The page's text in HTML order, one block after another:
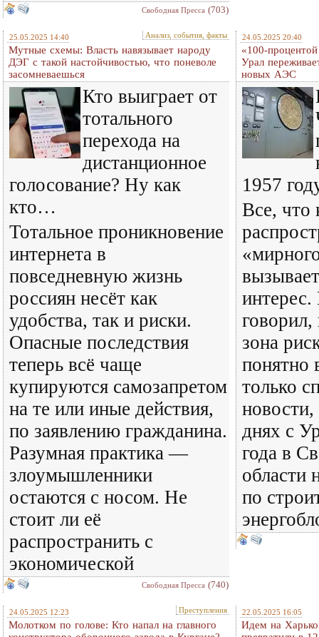
Свободная Пресса (703)
25.05.2025 14:40 Анализ, события, факты
Мутные схемы: Власть навязывает народу
ДЭГ с такой настойчивостью, что поневоле
засомневаешься
Кто выиграет от
тотального
перехода на
дистанционное
голосование? Ну как
кто…
Тотальное проникновение
интернета в
повседневную жизнь
россиян несёт как
удобства, так и риски.
Опасные последствия
теперь всё чаще
купируются самозапретом
на те или иные действия,
по заявлению гражданина.
Разумная практика —
злоумышленники
остаются с носом. Не
стоит ли её
распространить с
экономической
Свободная Пресса (740)
24.05.2025 20:40
«100-
Урал
новых АЭС
1957
Все, что
зона
понятно
только
днях с
года в
области
по
24.05.2025 12:23 Преступления
Молотком по голове: Кто напал на главного
22.05.2025 16:05
Идем на